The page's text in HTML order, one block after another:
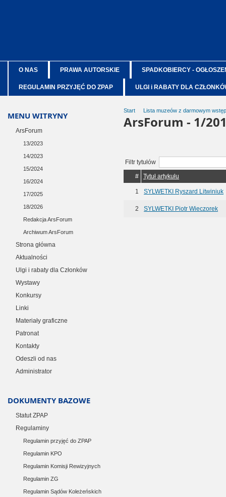
O NAS PRAWA AUTORSKIE SPADKOBIERCY -
REGULAMIN PRZYJĘĆ DO ZPAP ULGI i RABATY DLA
Start Lista muzeów z darmowym
ArsForum - 1/
Filtr tytułów
#
Tytuł artykułu
1 SYLWETKI Ryszard Litwiniuk
2 SYLWETKI Piotr Wieczorek
MENU WITRYNY
ArsForum
13/2023
14/2023
15/2024
16/2024
17/2025
18/2026
Redakcja ArsForum
Archiwum ArsForum
Strona główna
Aktualności
Ulgi i rabaty dla Członków
Wystawy
Konkursy
Linki
Materiały graficzne
Patronat
Kontakty
Odeszli od nas
Administrator
DOKUMENTY BAZOWE
Statut ZPAP
Regulaminy
Regulamin przyjęć do ZPAP
Regulamin KPO
Regulamin Komisji Rewizyjnych
Regulamin ZG
Regulamin Sądów Koleżeńskich